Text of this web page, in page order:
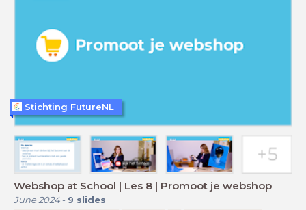
Webshop at School | Les 8 | Promoot je webshop
June 2024- 9 slides
Stichting FutureNL